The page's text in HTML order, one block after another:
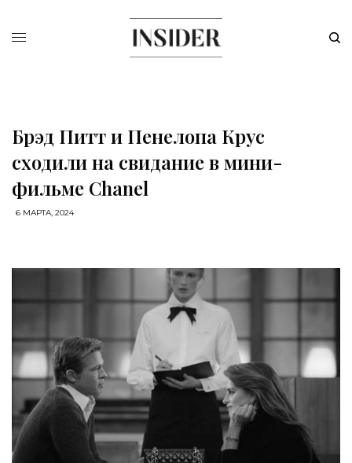
Брэд Питт и Пенелопа Крус
сходили на свидание в мини-
фильме Chanel
6 МАРТА, 2024